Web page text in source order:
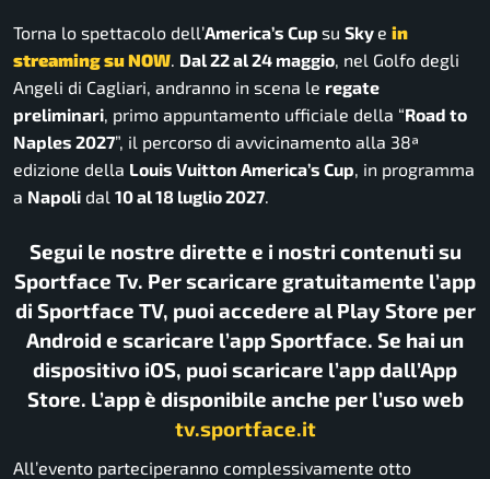
Torna lo spettacolo dell’America’s Cup su Skye in
streaming su NOW. Dal 22 al 24 maggio, nel Golfo degli
Angeli di Cagliari, andranno in scena le regate
preliminari, primo appuntamento ufficiale della “Road to
Naples 2027”, il percorso di avvicinamento alla 38ª
edizione della Louis Vuitton America’s Cup, in programma
a Napoli dal 10 al 18 luglio 2027.
Segui le nostre dirette e i nostri contenuti su
Sportface Tv. Per scaricare gratuitamente l’app
di Sportface TV, puoi accedere al Play Store per
Android e scaricare l’app Sportface. Se hai un
dispositivo iOS, puoi scaricare l’app dall’App
Store. L’app è disponibile anche per l’uso web
tv.sportface.it
All’evento parteciperanno complessivamente otto